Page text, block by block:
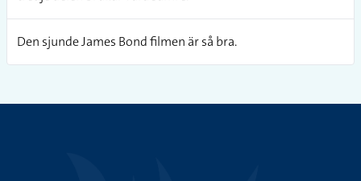
Den sjunde James Bond filmen är så bra.